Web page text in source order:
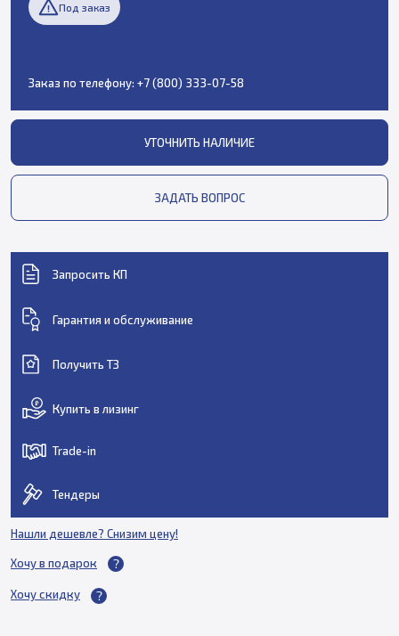
Под заказ
Заказ по телефону: +7 (800) 333-07-58
УТОЧНИТЬ НАЛИЧИЕ
ЗАДАТЬ ВОПРОС
Запросить КП
Гарантия и обслуживание
Получить ТЗ
Купить в лизинг
Trade-in
Тендеры
Нашли дешевле? Снизим цену!
Хочу в подарок
Хочу скидку